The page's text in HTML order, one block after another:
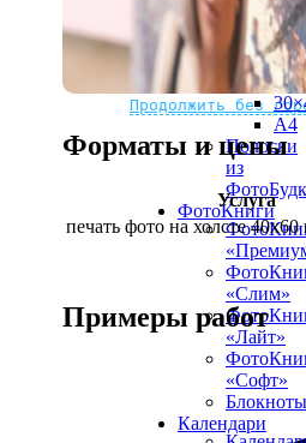
Не нашли Ваш
Мы доставляем по
Продолжить без
A4
Полоски
из
ФотоКниги
«Слим»
«Лайт»
«Софт»
Блокноты
Календари
Форматы и цены
Услуга
печать фото на холсте
Примеры работ